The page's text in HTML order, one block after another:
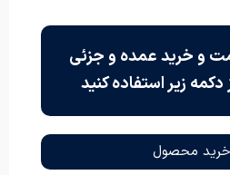
و خرید عمده و جزئی
زیر استفاده کنید
محصول